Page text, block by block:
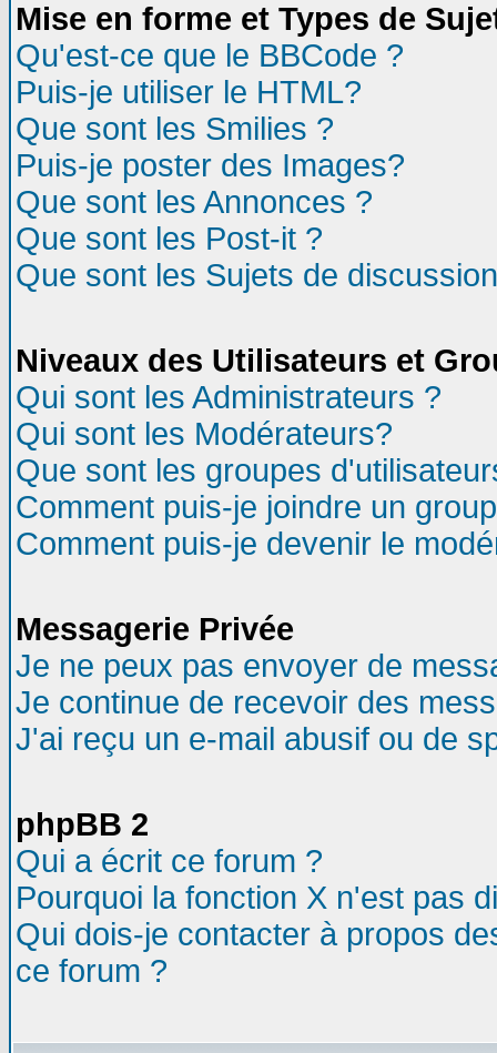
Mise en forme et Types de
Qu'est-ce que le BBCode ?
Puis-je utiliser le HTML?
Que sont les Smilies ?
Puis-je poster des Images?
Que sont les Annonces ?
Que sont les Post-it ?
Que sont les Sujets de
Niveaux des Utilisateurs et
Qui sont les Administrateurs ?
Qui sont les Modérateurs?
Que sont les groupes
Comment puis-je joindre un
Comment puis-je devenir le
Messagerie Privée
Je ne peux pas envoyer de
Je continue de recevoir des
J'ai reçu un e-mail abusif ou de
phpBB 2
Qui a écrit ce forum ?
Pourquoi la fonction X n'est pas
Qui dois-je contacter à propos
ce forum ?